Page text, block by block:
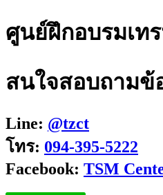
ศูนย์ฝึกอบรมเท
สนใจสอบถามข้
Line: @tzct
โทร: 094-395-5222
Facebook: TSM